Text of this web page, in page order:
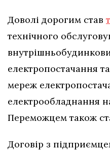
Доволі дорогим став
технічного
електропостачання
мереж
електрообладнання
Переможцем також
Договір з